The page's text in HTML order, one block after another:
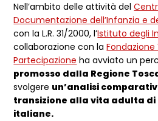
Nell’ambito delle attività del
Documentazione dell’Infanzia e
con la L.R. 31/2000, l’Istituto degli
collaborazione con la
Partecipazione ha avviato un
promosso dalla Regione
svolgere un’analisi
transizione alla vita adulta di
italiane.